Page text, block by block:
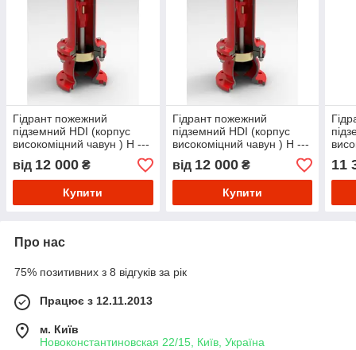
Гідрант пожежний
підземний HDI (корпус
високоміцний чавун ) Н ---
2,75 м
від 12 000 ₴
Купити
Гідрант пожежний
підземний HDI (корпус
високоміцний чавун ) Н ---
3,75 м
від 12 000₴
Купити
11
Про нас
75% позитивних з 8 відгуків за рік
Працює з 12.11.2013
м. Київ
Новоконстантиновская 22/15, Київ, Україна